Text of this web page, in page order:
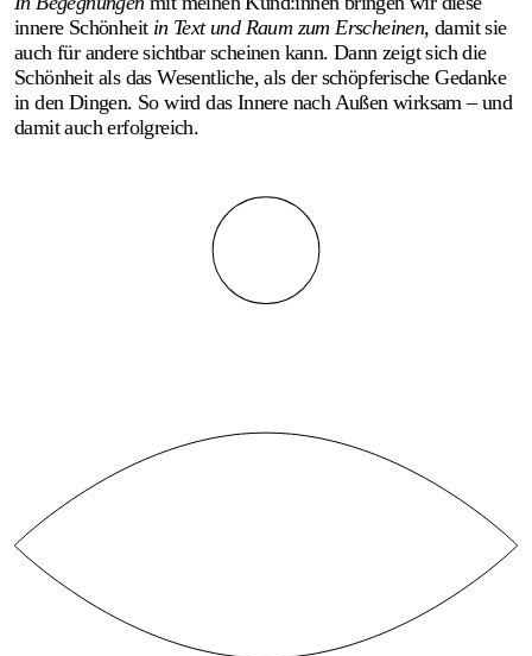
innere Schön­heit in Text und Raum zum Erscheinen, damit sie
auch für andere sichtbar scheinen kann. Dann zeigt sich die
Schönheit als das Wesent­liche, als der schöpferische Gedanke
in den Dingen. So wird das Innere nach Außen wirksam – und
damit auch erfolgreich.